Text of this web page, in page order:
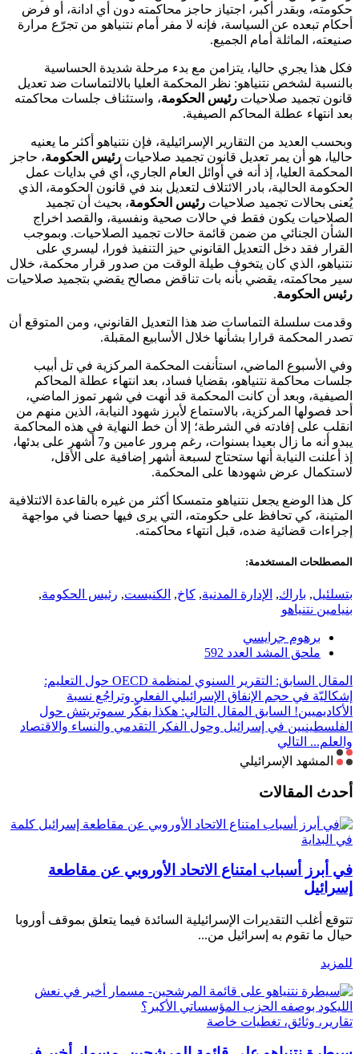
حكومته، وبقدر أكبر، اجتياز حاجز محاكمته دون أي ادانة، أو فرض
أحكام تبعده عن السياسة، فإنه لا مفر أمام نتنياهو من تجرّع مرارة
صنيعته، الماثلة أمام الجميع.
فكل هذا يجري حاليا، يتزامن مع بدء مرحلة شديدة الحساسية
بالنسبة لشخص نتنياهو: نظر المحكمة العليا بالالتماسات ضد تعديل
قانون تجميد صلاحيات رئيس الحكومة، واستئناف جلسات محاكمته
بعد انتهاء عطلة المحاكم الصيفية.
وبحسب العديد من التقارير الإسرائيلية، فإن نتنياهو أكثر ما يعنيه
حاليا، هو أن يمر تعديل قانون تجميد صلاحيات رئيس الحكومة، حاجز
المحكمة العليا، إذ أنه في أوائل العام الجاري، أي في بدايات عمل
الحكومة الحالية، بادر الائتلاف لتعديل بند في قانون الحكومة، الذي
يُعنى بحالات تجميد صلاحيات رئيس الحكومة، بحيث أن تجميد
الصلاحيات يكون فقط في حالات صحية ونفسية، والقصد اخراج
الشأن الجنائي من ضمن قائمة حالات تجميد الصلاحيات. وبموجب
القرار فقد دخل التعديل القانوني حيز التنفيذ فورا، ليسري على
نتنياهو، الذي كان يتخوف طيلة الوقت من صدور قرار محكمة، خلال
سير محاكمته، يقضي بأنه بات تناقض مصالح يقضي بتجميد صلاحيات
رئيس الحكومة.
وقدمت سلسلة التماسات ضد هذا التعديل القانوني، ومن المتوقع أن
تصدر المحكمة قرارا بشأنها خلال الأسابيع المقبلة.
وفي الأسبوع الماضي، استأنفت المحكمة المركزية في تل أبيب
جلسات محاكمة نتنياهو، بقضايا فساد، بعد انتهاء عطلة المحاكم
الصيفية، وبعد أن كانت المحكمة قد أنهت في شهر تموز الماضي،
أحد فصولها المركزية، بالاستماع لأبرز شهود النيابة، الذين منهم من
انقلب على إفادته في الشرطة؛ إلا أن خط النهاية في هذه المحاكمة
يبدو أنه ما زال بعيدا بسنوات، رغم مرور عامين و7 أشهر على بدئها،
إذ أعلنت النيابة أنها ستحتاج لسبعة أشهر إضافية على الأقل،
لاستكمال عرض شهودها على المحكمة.
كل هذا الوضع يجعل نتنياهو متمسكا أكثر من غيره بالقاعدة الائتلافية
المتينة، كي تحافظ على حكومته، التي يرى فيها حصنا في مواجهة
إجراءات قضائية ضده، قبل انتهاء محاكمته.
المصطلحات المستخدمة:
بتسلئيل, باراك, الإدارة المدنية, كاخ, الكنيست, رئيس الحكومة,
بنيامين نتنياهو
برهوم جرايسي
ملحق المشد العدد 592
المقال السابق: التقرير السنوي لمنظمة OECD حول التعليم:
إشكاليّة في حجم الإنفاق الإسرائيلي الفعلي وتراجُع نسبة
الأكاديميين! السابق المقال التالي: هكذا يفكّر سموتريتش حول
الفلسطينيين في إسرائيل وحول الفكر التقدمي والنساء والاقتصاد
والعلم... التالي
المشهد الإسرائيلي
أحدث المقالات
كلمة
في البداية
في أبرز أسباب امتناع الاتحاد الأوروبي عن مقاطعة
إسرائيل
تتوقع أغلب التقديرات الإسرائيلية السائدة فيما يتعلق بموقف أوروبا
حيال ما تقوم به إسرائيل من...
للمزيد
تقارير، وثائق، تغطيات خاصة